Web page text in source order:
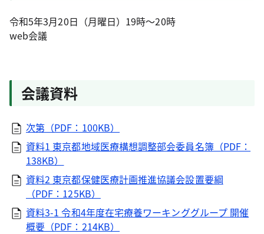
令和5年3月20日（月曜日）19時～20時
web会議
会議資料
次第（PDF：100KB）
資料1 東京都地域医療構想調整部会委員名簿（PDF：
138KB）
資料2 東京都保健医療計画推進協議会設置要綱
（PDF：125KB）
資料3-1 令和4年度在宅療養ワーキンググループ 開催
概要（PDF：214KB）